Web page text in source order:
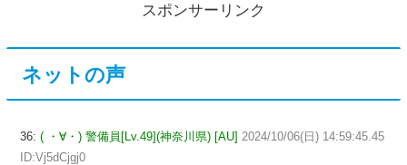
スポンサーリンク
ネットの声
36: ( ・∀・) 警備員[Lv.49](神奈川県) [AU] 2024/10/06(日) 14:59:45.45
ID:Vj5dCjgj0